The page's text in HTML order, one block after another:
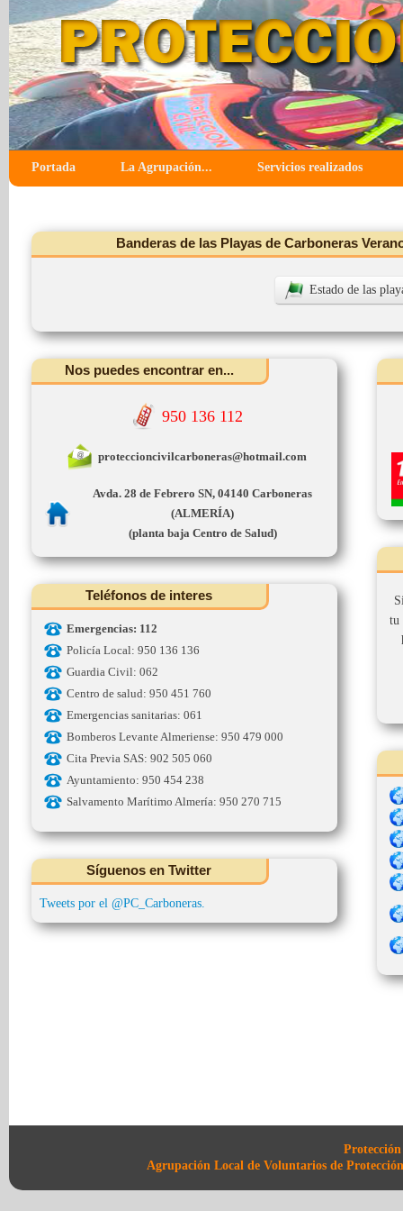
Portada La Agrupación... Servicios realizados
Banderas de las Playas de Carboneras
Estado de las
Nos puedes encontrar en...
950 136 112
proteccioncivilcarboneras@hotmail.com
Avda. 28 de Febrero SN, 04140 Carboneras
(ALMERÍA)
(planta baja Centro de Salud)
Teléfonos de interes
Emergencias: 112
Policía Local: 950 136 136
Guardia Civil: 062
Centro de salud: 950 451 760
Emergencias sanitarias: 061
Bomberos Levante Almeriense: 950 479 000
Cita Previa SAS: 902 505 060
Ayuntamiento: 950 454 238
Salvamento Marítimo Almería: 950 270 715
Síguenos en Twitter
Tweets por el @PC_Carboneras.
tu
Agrupación Local de Voluntarios de